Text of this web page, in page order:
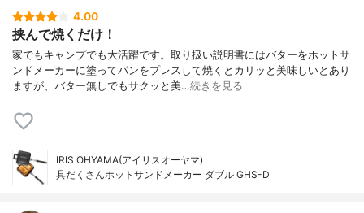
4.00
挟んで焼くだけ！
家でもキャンプでも大活躍です。取り扱い説明書にはバターをホットサ
ンドメーカーに塗ってパンをプレスして焼くとカリッと美味しいとあり
ますが、バター無しでもサクッと美…続きを見る
IRIS OHYAMA(アイリスオーヤマ)
具だくさんホットサンドメーカー ダブル GHS-D